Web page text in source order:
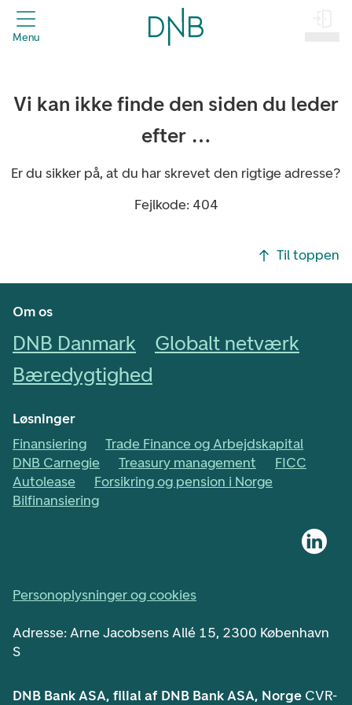
header.title
Menu
Vi kan ikke finde den siden du leder
efter …
Er du sikker på, at du har skrevet den rigtige adresse?
Fejlkode: 404
Til toppen
Om os
DNB Danmark
Globalt netværk
Bæredygtighed
Løsninger
Finansiering
Trade Finance og Arbejdskapital
DNB Carnegie
Treasury management
FICC
Autolease
Forsikring og pension i Norge
Bilfinansiering
Personoplysninger og cookies
Adresse: Arne Jacobsens Allé 15, 2300 København
S
DNB Bank ASA, filial af DNB Bank ASA, Norge CVR-